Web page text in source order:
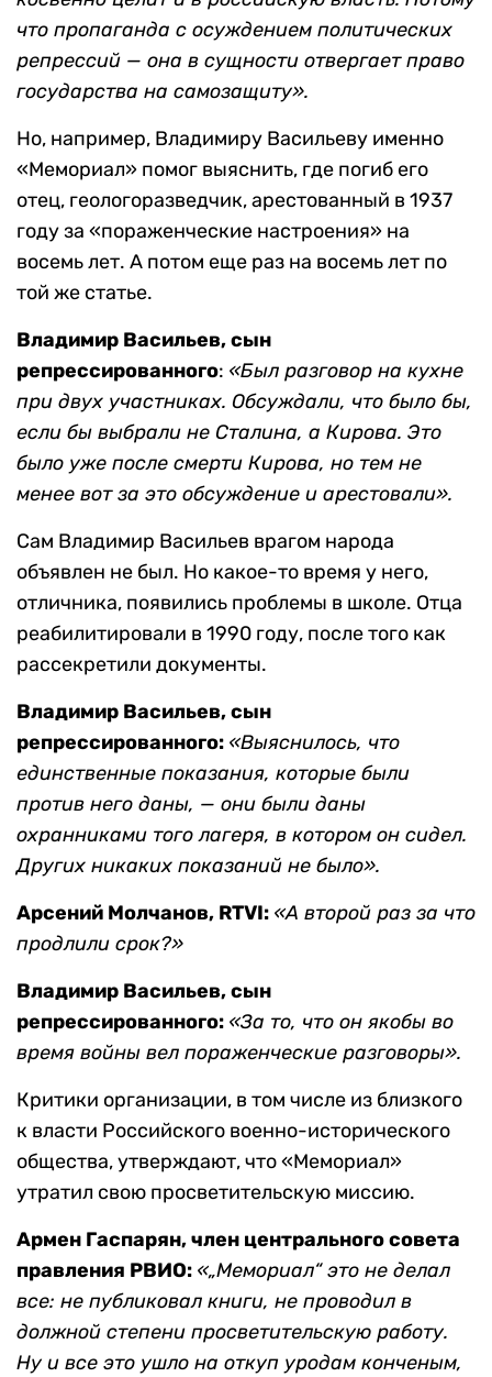
что пропаганда с осуждением политических
репрессий — она в сущности отвергает право
государства на самозащиту».
Но, например, Владимиру Васильеву именно
«Мемориал» помог выяснить, где погиб его
отец, геологоразведчик, арестованный в 1937
году за «пораженческие настроения» на
восемь лет. А потом еще раз на восемь лет по
той же статье.
Владимир Васильев, сын
репрессированного: «Был разговор на кухне
при двух участниках. Обсуждали, что было бы,
если бы выбрали не Сталина, а Кирова. Это
было уже после смерти Кирова, но тем не
менее вот за это обсуждение и арестовали».
Сам Владимир Васильев врагом народа
объявлен не был. Но какое-то время у него,
отличника, появились проблемы в школе. Отца
реабилитировали в 1990 году, после того как
рассекретили документы.
Владимир Васильев, сын
репрессированного: «Выяснилось, что
единственные показания, которые были
против него даны, — они были даны
охранниками того лагеря, в котором он сидел.
Других никаких показаний не было».
Арсений Молчанов, RTVI: «А второй раз за что
продлили срок?»
Владимир Васильев, сын
репрессированного: «За то, что он якобы во
время войны вел пораженческие разговоры».
Критики организации, в том числе из близкого
к власти Российского военно-исторического
общества, утверждают, что «Мемориал»
утратил свою просветительскую миссию.
Армен Гаспарян, член центрального совета
правления РВИО: «„Мемориал“ это не делал
все: не публиковал книги, не проводил в
должной степени просветительскую работу.
Ну и все это ушло на откуп уродам конченым,